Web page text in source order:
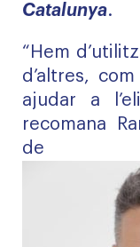
Catalunya.
“Hem
d’altres,
ajudar a
recomana
de